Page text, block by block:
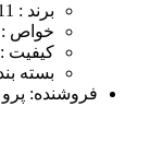
برند : 111
خواص :
کیفیت :
بسته
فروشنده: